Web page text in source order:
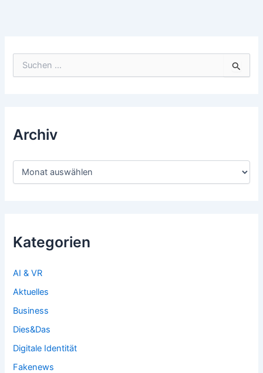
nach:
Archiv
Archiv
Kategorien
AI & VR
Aktuelles
Business
Dies&Das
Digitale Identität
Fakenews